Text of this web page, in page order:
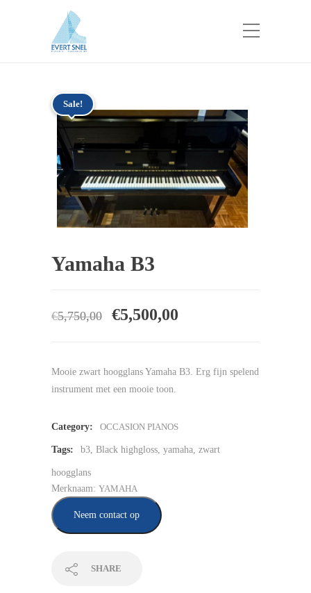
Sale!
Yamaha B3
€5,750,00
Oorspronkelijke
€5,750,00.
€5,500,00
€5,500,00.
Mooie zwart hoogglans Yamaha B3. Erg fijn spelend
instrument met een mooie toon.
Category: OCCASION PIANOS
Tags: b3, Black highgloss, yamaha, zwart
hoogglans
Merknaam: YAMAHA
Neem contact op
SHARE